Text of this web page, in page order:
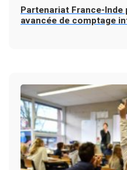
Partenariat France-
avancée de comptage